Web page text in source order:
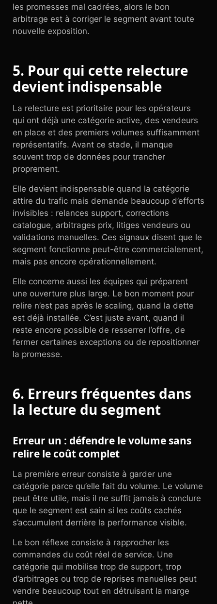
les promesses mal cadrées, alors le bon
arbitrage est à corriger le segment avant toute
nouvelle exposition.
5. Pour qui cette relecture
devient indispensable
La relecture est prioritaire pour les opérateurs
qui ont déjà une catégorie active, des vendeurs
en place et des premiers volumes suffisamment
représentatifs. Avant ce stade, il manque
souvent trop de données pour trancher
proprement.
Elle devient indispensable quand la catégorie
attire du trafic mais demande beaucoup d’efforts
invisibles : relances support, corrections
catalogue, arbitrages prix, litiges vendeurs ou
validations manuelles. Ces signaux disent que le
segment fonctionne peut-être commercialement,
mais pas encore opérationnellement.
Elle concerne aussi les équipes qui préparent
une ouverture plus large. Le bon moment pour
relire n’est pas après le scaling, quand la dette
est déjà installée. C’est juste avant, quand il
reste encore possible de resserrer l’offre, de
fermer certaines exceptions ou de repositionner
la promesse.
6. Erreurs fréquentes dans
la lecture du segment
Erreur un : défendre le volume sans
relire le coût complet
La première erreur consiste à garder une
catégorie parce qu’elle fait du volume. Le volume
peut être utile, mais il ne suffit jamais à conclure
que le segment est sain si les coûts cachés
s’accumulent derrière la performance visible.
Le bon réflexe consiste à rapprocher les
commandes du coût réel de service. Une
catégorie qui mobilise trop de support, trop
d’arbitrages ou trop de reprises manuelles peut
vendre beaucoup tout en détruisant la marge